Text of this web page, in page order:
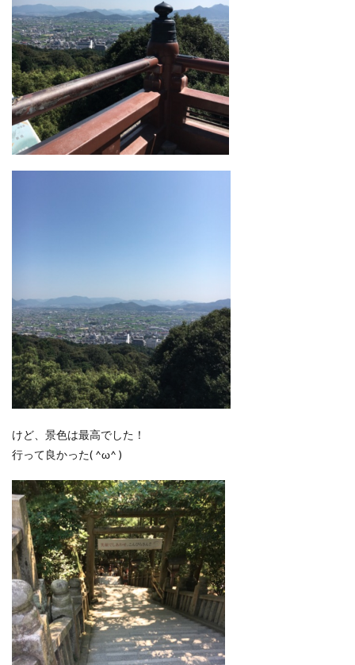
けど、景色は最高でした！
行って良かった( ^ω^ )